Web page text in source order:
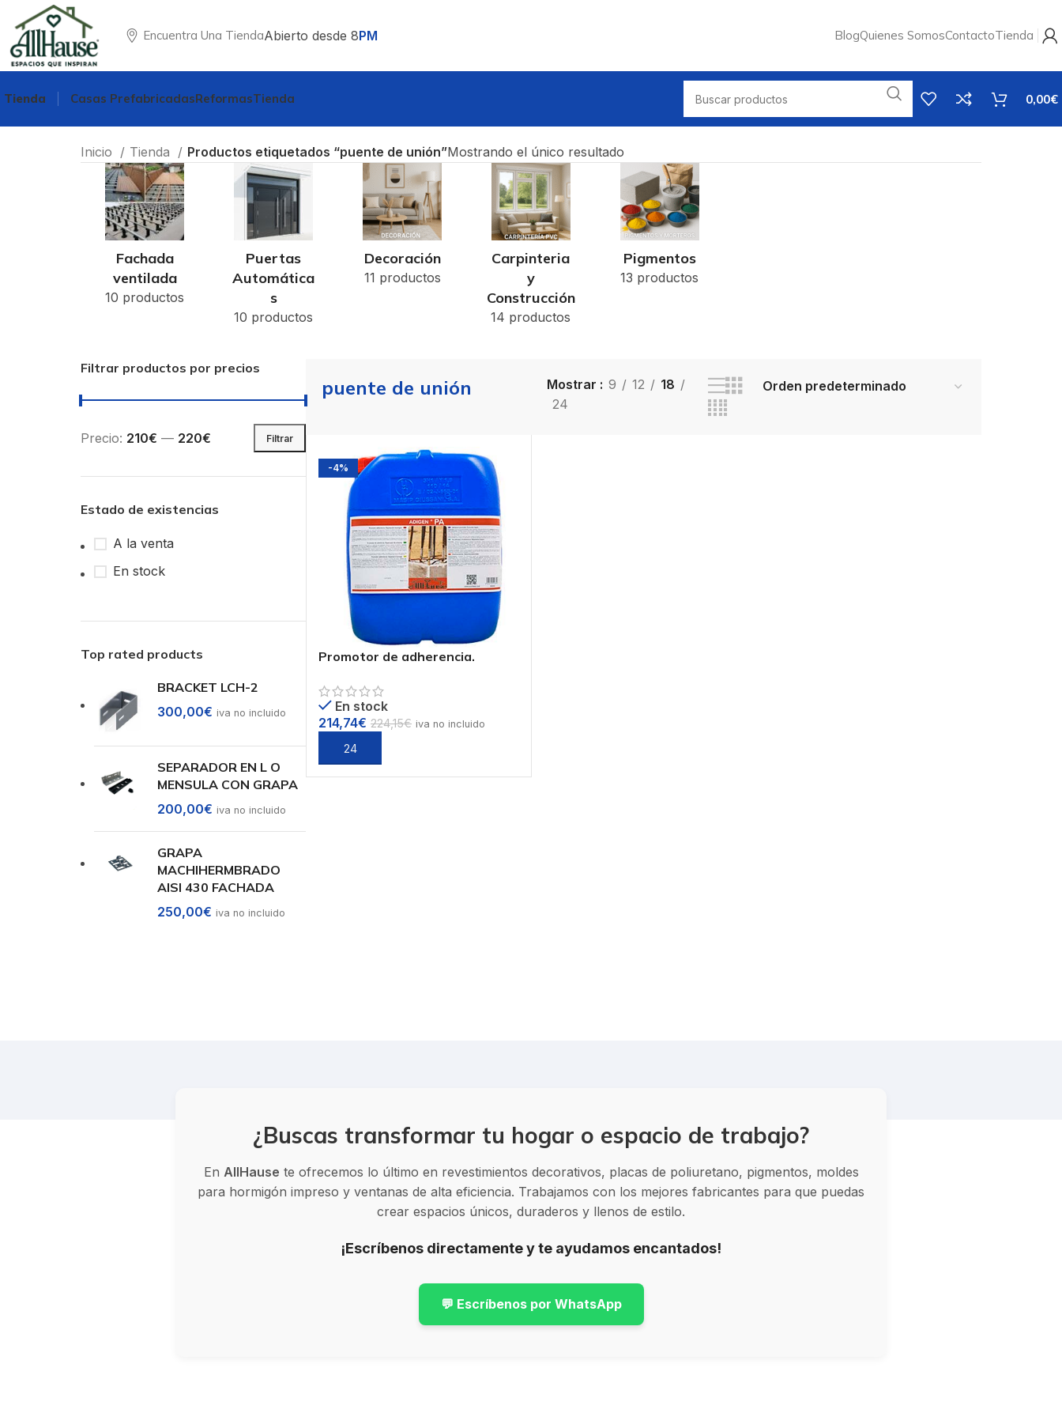
Encuentra Una TiendaAbierto desde 8PM BlogQuienes SomosContactoTienda
Tienda Casas PrefabricadasReformasTienda 0,00€
Inicio Tienda Productos etiquetados “puente de unión”Mostrando el único resultado
Fachada
ventilada
10 productos
Puertas
Automática
s
10 productos
Decoración
11 productos
Carpinteria
y
Construcción
14 productos
Pigmentos
13 productos
Filtrar productos por precios
Filtrar
Precio: 210€ — 220€
Estado de existencias
A la venta
En stock
Top rated products
BRACKET LCH-2
300,00€ iva no incluido
SEPARADOR EN L O
MENSULA CON GRAPA
200,00€ iva no incluido
GRAPA
MACHIHERMBRADO
AISI 430 FACHADA
250,00€ iva no incluido
puente de unión Mostrar 9 12
18
24
-4%
Promotor de adherencia.
En stock
214,74€ 224,15€ iva no incluido
Añadir al carrito
¿Buscas transformar tu hogar o espacio de trabajo?
En AllHause te ofrecemos lo último en revestimientos decorativos, placas de poliuretano, pigmentos, moldes
para hormigón impreso y ventanas de alta eficiencia. Trabajamos con los mejores fabricantes para que puedas
crear espacios únicos, duraderos y llenos de estilo.
¡Escríbenos directamente y te ayudamos encantados!
💬 Escríbenos por WhatsApp